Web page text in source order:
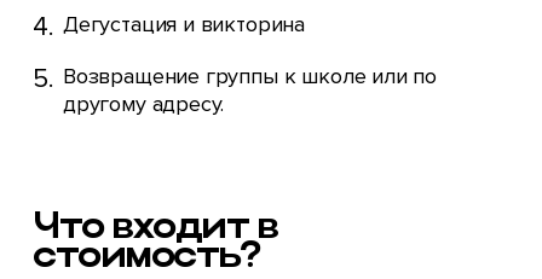
Дегустация и викторина
Возвращение группы к школе или по
другому адресу.
Что входит в
стоимость?